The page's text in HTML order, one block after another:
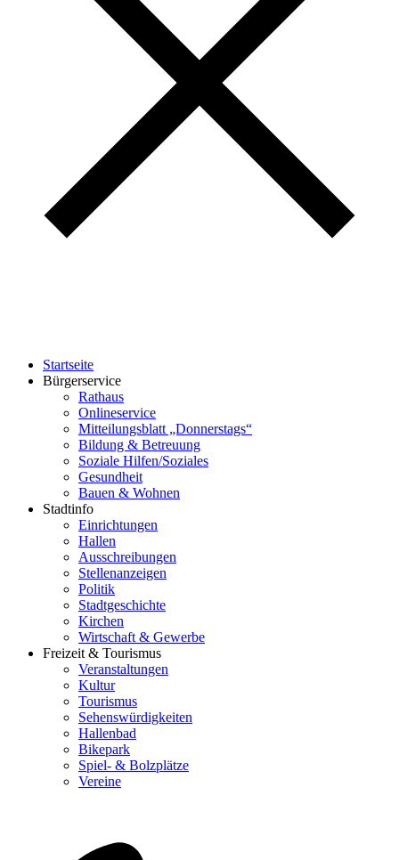
Startseite
Bürgerservice
Rathaus
Onlineservice
Mitteilungsblatt „Donnerstags“
Bildung & Betreuung
Soziale Hilfen/Soziales
Gesundheit
Bauen & Wohnen
Stadtinfo
Einrichtungen
Hallen
Ausschreibungen
Stellenanzeigen
Politik
Stadtgeschichte
Kirchen
Wirtschaft & Gewerbe
Freizeit & Tourismus
Veranstaltungen
Kultur
Tourismus
Sehenswürdigkeiten
Hallenbad
Bikepark
Spiel- & Bolzplätze
Vereine